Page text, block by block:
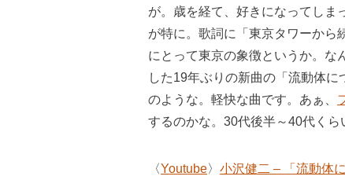
が。歳を経て、好きになってしま
が特に。歌詞に「東京タワーから
にとって東京の象徴というか。な
した19年ぶりの新曲の「流動体
のような。軽快な曲です。あぁ、
するのかな。30代後半～40代くら
〈Youtube〉 小沢健二 – 「流動体